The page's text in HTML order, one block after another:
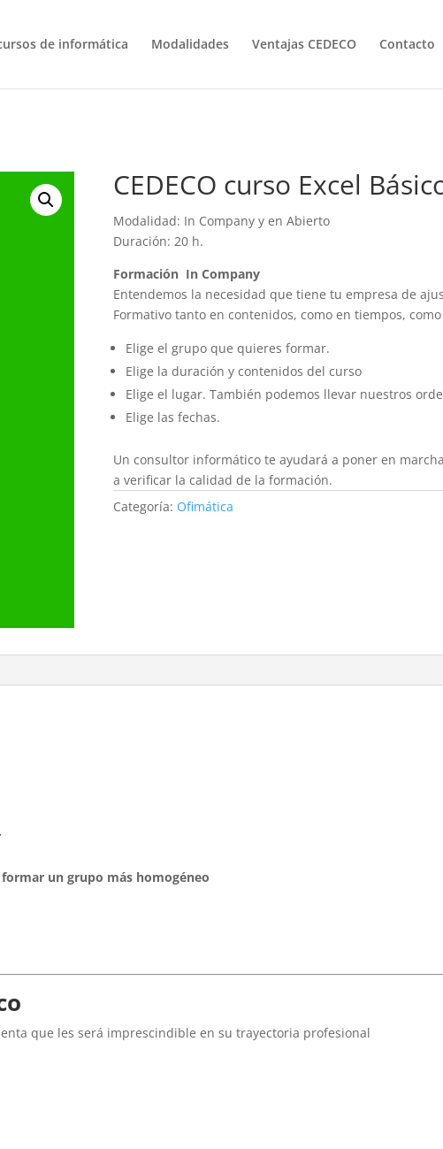
de informática Modalidades Ventajas CEDECO Contacto
CEDECO curso Excel
Modalidad: In Company y en Abierto
Duración: 20 h.
Formación In Company
Entendemos la necesidad que tiene tu empresa de
Formativo tanto en contenidos, como en tiempos,
Elige el grupo que quieres formar.
Elige la duración y contenidos del curso
Elige el lugar. También podemos llevar nuestros
Elige las fechas.
Un consultor informático te ayudará a poner en
a verificar la calidad de la formación.
Categoría: Ofimática
un grupo más homogéneo
que les será imprescindible en su trayectoria profesional